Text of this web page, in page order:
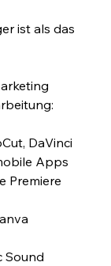
ist als das
DaVinci
Apps
Premiere
Sound